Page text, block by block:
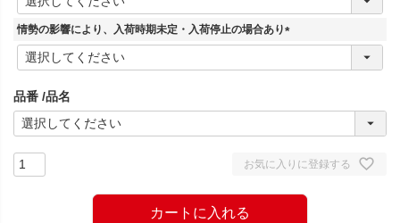
必
須
情勢の影響により、入荷時期未定・入荷停止の場合あり
(
品番 品名
お気に入りに登録する
カートに入れる